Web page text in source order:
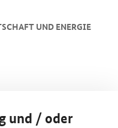
UND ENERGIE
und / oder